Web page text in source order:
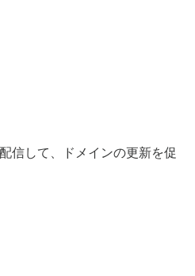
信して、ドメインの更新を促